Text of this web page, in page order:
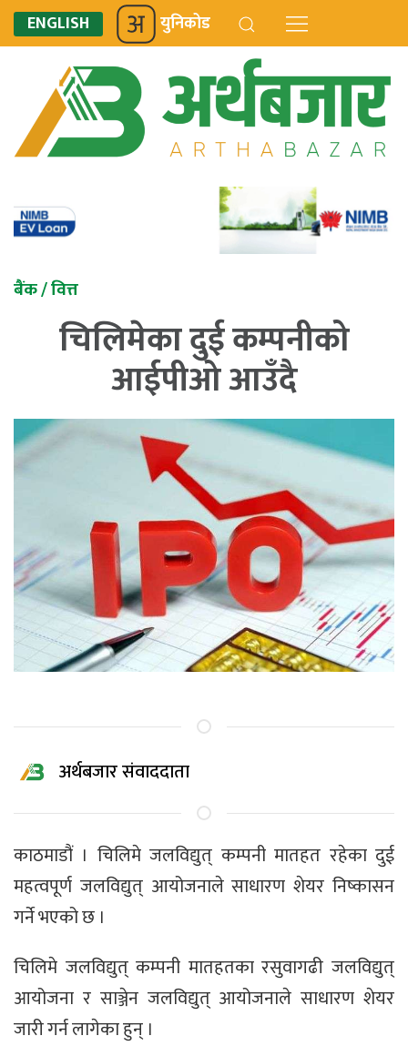
ENGLISH युनिकोड
बैंक / वित्त
चिलिमेका दुई कम्पनीको
आईपीओ आउँदै
अर्थबजार संवाददाता
काठमाडौं । चिलिमे जलविद्युत् कम्पनी मातहत रहेका दुई
महत्वपूर्ण जलविद्युत् आयोजनाले साधारण शेयर निष्कासन
गर्ने भएको छ ।
चिलिमे जलविद्युत् कम्पनी मातहतका रसुवागढी जलविद्युत्
आयोजना र साञ्जेन जलविद्युत् आयोजनाले साधारण शेयर
जारी गर्न लागेका हुन् ।